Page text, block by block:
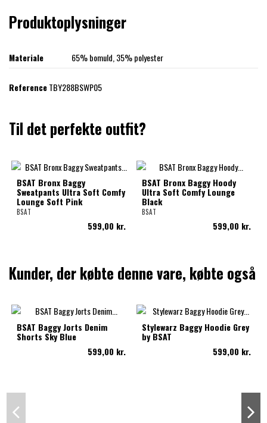
Produktoplysninger
Materiale 65% bomuld, 35% polyester
ReferenceTBY288BSWP05
Til det perfekte outfit?
BSAT Bronx Baggy
Sweatpants Ultra Soft Comfy
Lounge Soft Pink
BSAT
599,00 kr.
BSAT Bronx Baggy Hoody
Ultra Soft Comfy Lounge
Black
BSAT
599,00 kr.
Kunder, der købte denne vare, købte også
BSAT Baggy Jorts Denim
Shorts Sky Blue
599,00 kr.
Stylewarz Baggy Hoodie Grey
by BSAT
599,00 kr.